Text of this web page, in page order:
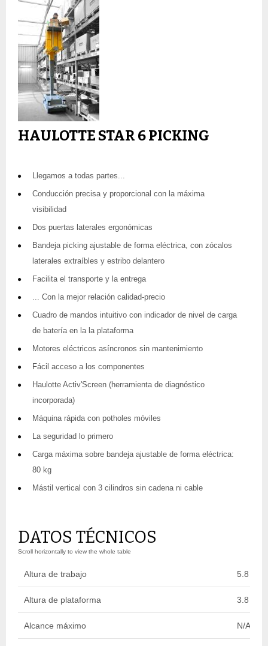
HAULOTTE STAR 6 PICKING
Llegamos a todas partes...
Conducción precisa y proporcional con la máxima
visibilidad
Dos puertas laterales ergonómicas
Bandeja picking ajustable de forma eléctrica, con zócalos
laterales extraíbles y estribo delantero
Facilita el transporte y la entrega
... Con la mejor relación calidad-precio
Cuadro de mandos intuitivo con indicador de nivel de carga
de batería en la la plataforma
Motores eléctricos asíncronos sin mantenimiento
Fácil acceso a los componentes
Haulotte Activ'Screen (herramienta de diagnóstico
incorporada)
Máquina rápida con potholes móviles
La seguridad lo primero
Carga máxima sobre bandeja ajustable de forma eléctrica:
80 kg
Mástil vertical con 3 cilindros sin cadena ni cable
DATOS TÉCNICOS
Altura de trabajo 5.8 m
Altura de plataforma 3.8 m
Alcance máximo N/A